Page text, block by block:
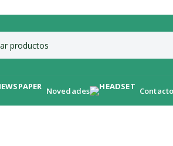
Novedades Contacto